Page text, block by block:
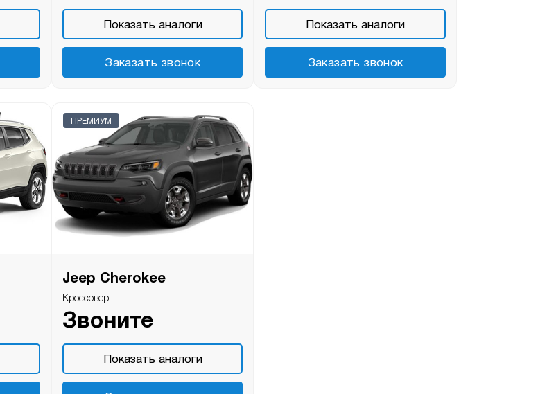
Показать аналоги
Заказать звонок
Показать аналоги
Заказать звонок
ПРЕМИУМ
Jeep Cherokee
Кроссовер
Звоните
Показать аналоги